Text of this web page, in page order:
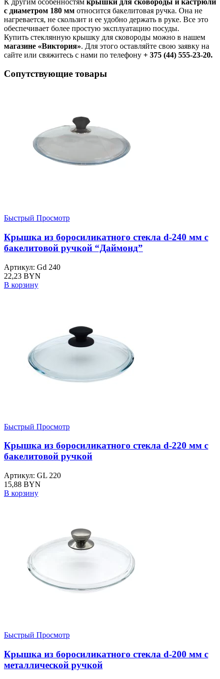
с диаметром 180 мм относится бакелитовая ручка. Она не
нагревается, не скользит и ее удобно держать в руке. Все это
обеспечивает более простую эксплуатацию посуды.
Купить стеклянную крышку для сковороды можно в нашем
магазине «Виктория». Для этого оставляйте свою заявку на
сайте или свяжитесь с нами по телефону + 375 (44) 555-23-20.
Сопутствующие товары
Быстрый Просмотр
Крышка из боросиликатного стекла d-240 мм с
бакелитовой ручкой “Даймонд”
Артикул: Gd 240
22,23 BYN
В корзину
Быстрый Просмотр
Крышка из боросиликатного стекла d-220 мм с
бакелитовой ручкой
Артикул: GL 220
15,88 BYN
В корзину
Быстрый Просмотр
Крышка из боросиликатного стекла d-200 мм с
металлической ручкой